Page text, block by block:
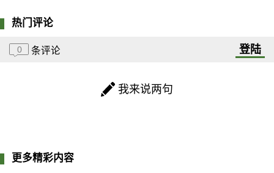
热门评论
0 条评论 登陆
我来说两句
更多精彩内容